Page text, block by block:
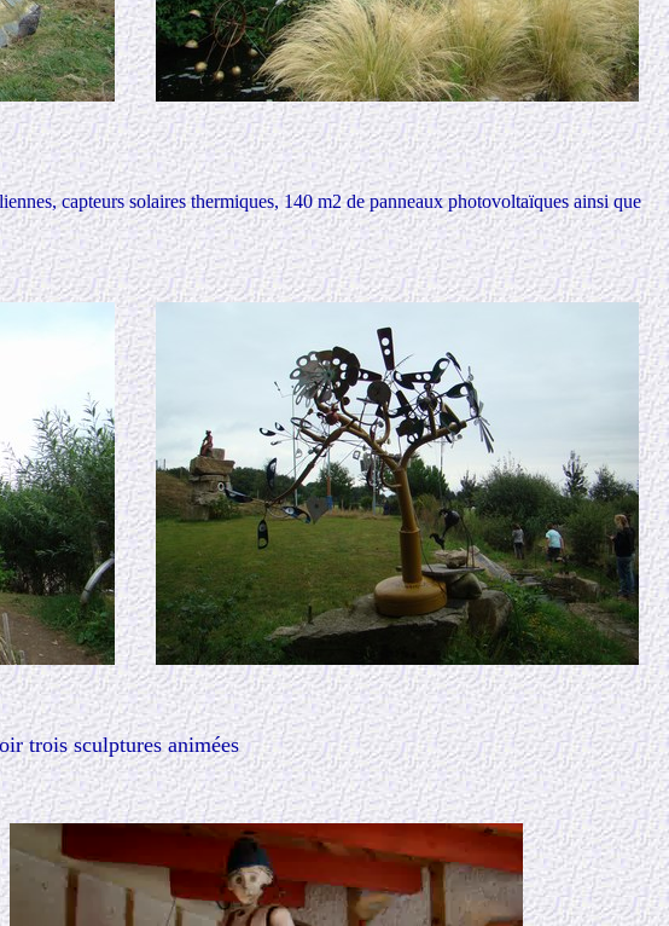
capteurs solaires thermiques, 140 m2 de panneaux photovoltaïques ainsi que
trois sculptures animées